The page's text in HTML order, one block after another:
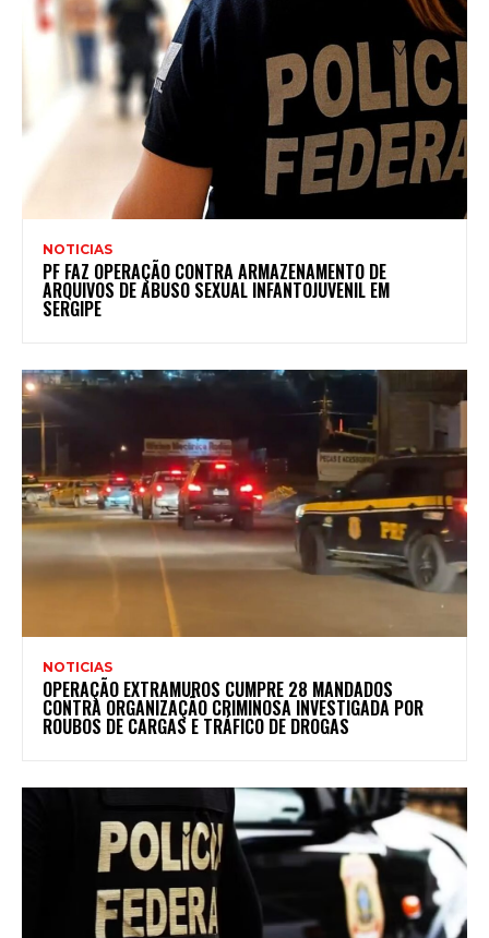
NOTICIAS
PF FAZ OPERAÇÃO CONTRA ARMAZENAMENTO DE
ARQUIVOS DE ABUSO SEXUAL INFANTOJUVENIL EM
SERGIPE
NOTICIAS
OPERAÇÃO EXTRAMUROS CUMPRE 28 MANDADOS
CONTRA ORGANIZAÇÃO CRIMINOSA INVESTIGADA POR
ROUBOS DE CARGAS E TRÁFICO DE DROGAS